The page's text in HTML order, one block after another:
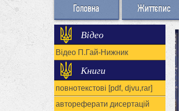
Головна Життєпис
Відео
Відео П.Гай-Нижник
Книги
повнотекстові [pdf, djvu,rar]
автореферати дисертацій